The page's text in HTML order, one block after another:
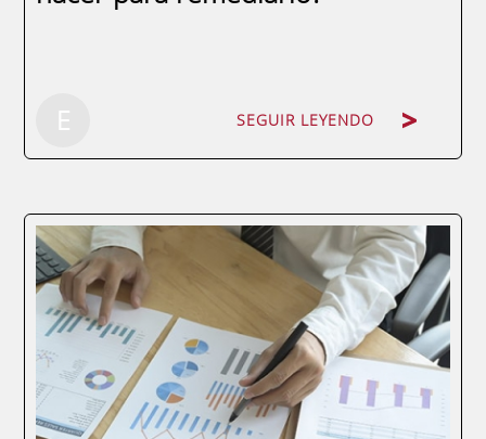
E SEGUIR LEYENDO
Muchas empresas se encuentran hoy en
día en una situación similar: caída brusca
de la facturación y una reducción de costes
insuficiente para mantener el cash flow en
niveles de tranquilidad y seguridad. Una vez
superada la fase crítica de la...